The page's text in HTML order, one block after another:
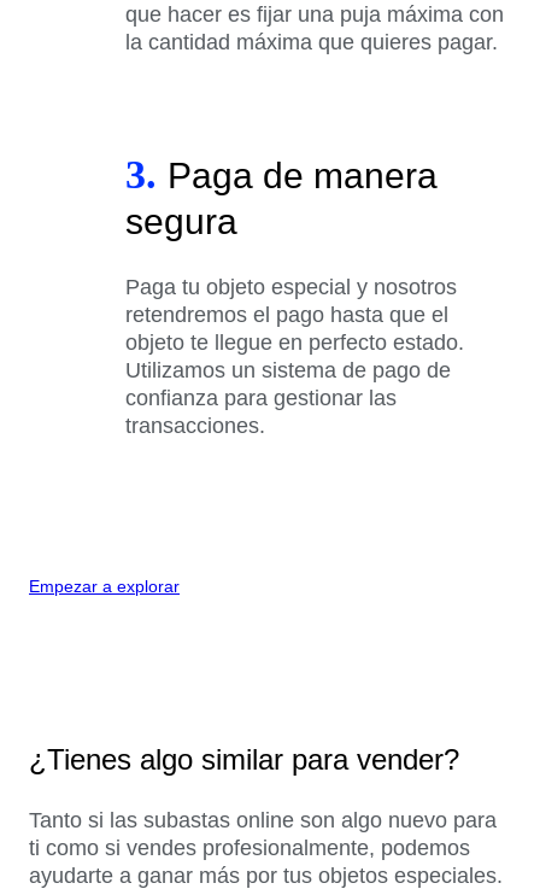
que hacer es fijar una puja máxima con
la cantidad máxima que quieres pagar.
3. Paga de manera
segura
Paga tu objeto especial y nosotros
retendremos el pago hasta que el
objeto te llegue en perfecto estado.
Utilizamos un sistema de pago de
confianza para gestionar las
transacciones.
Empezar a explorar
¿Tienes algo similar para vender?
Tanto si las subastas online son algo nuevo para
ti como si vendes profesionalmente, podemos
ayudarte a ganar más por tus objetos especiales.